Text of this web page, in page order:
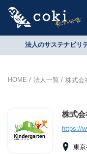
法人のサステナビリ
HOME 法人一覧 株式会
株式
https://
東